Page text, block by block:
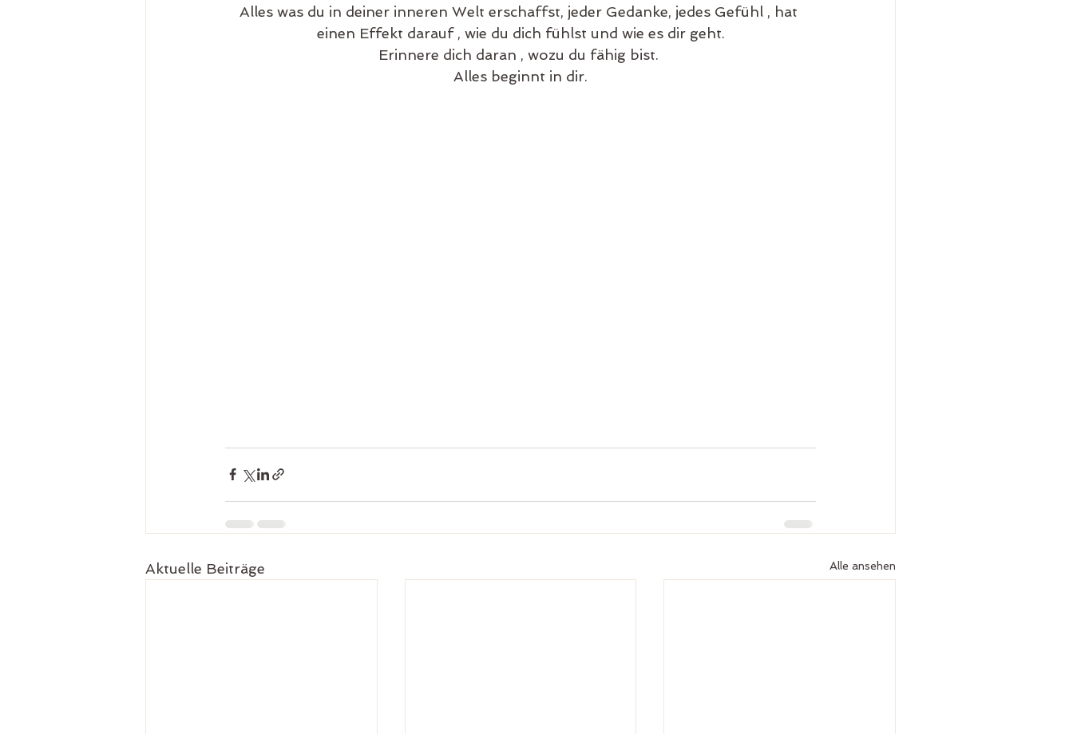
Alles was du in deiner inneren Welt erschaffst, jeder Gedanke, jedes Gefühl , hat
einen Effekt darauf , wie du dich fühlst und wie es dir geht.
Erinnere dich daran , wozu du fähig bist.
Alles beginnt in dir.
Aktuelle Beiträge Alle ansehen